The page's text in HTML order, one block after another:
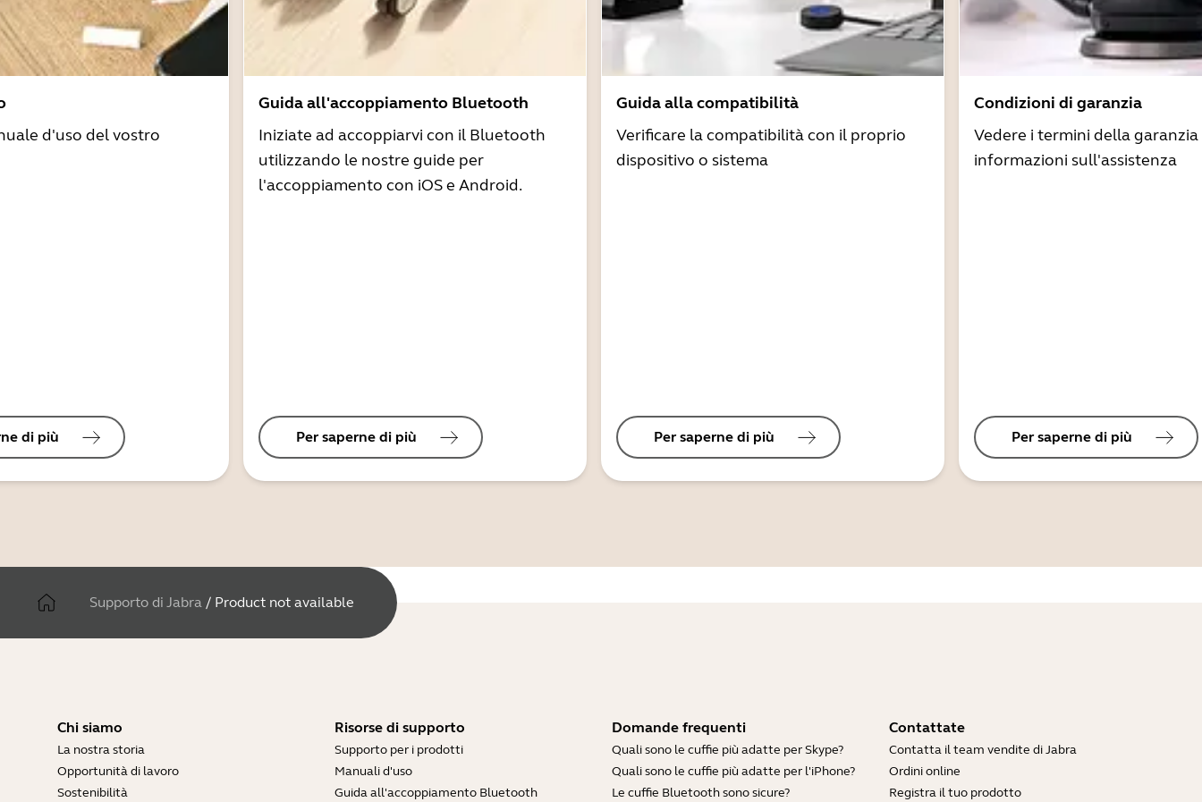
d'uso del vostro
di più
Guida all'accoppiamento Bluetooth
Iniziate ad accoppiarvi con il Bluetooth
utilizzando le nostre guide per
l'accoppiamento con iOS e Android.
Per saperne di più
Guida alla compatibilità
Verificare la compatibilità con il proprio
dispositivo o sistema
Per saperne di più
Condizioni di garanzia
Vedere i termini della garanzia
informazioni sull'assistenza
Per saperne di più
Supporto di Jabra / Product not available
Chi siamo
La nostra storia
Opportunità di lavoro
Sostenibilità
Risorse di supporto
Supporto per i prodotti
Manuali d'uso
Guida all'accoppiamento Bluetooth
Domande frequenti
Quali sono le cuffie più adatte per Skype?
Quali sono le cuffie più adatte per l'iPhone?
Le cuffie Bluetooth sono sicure?
Contattate
Contatta il team vendite di Jabra
Ordini online
Registra il tuo prodotto